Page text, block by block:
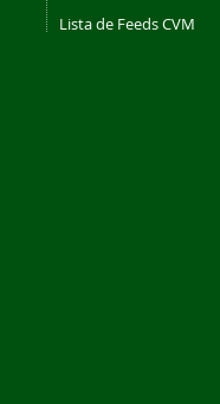
Lista de Feeds CVM